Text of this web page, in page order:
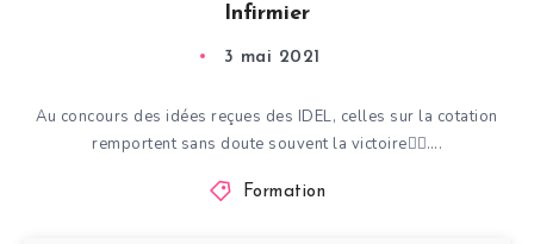
Infirmier
3 mai 2021
Au concours des idées reçues des IDEL, celles sur la cotation
remportent sans doute souvent la victoire✌🏾….
Formation